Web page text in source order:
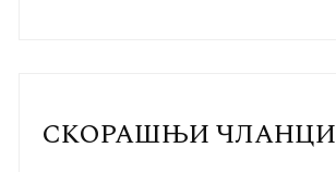
СКОРАШЊИ ЧЛАНЦИ